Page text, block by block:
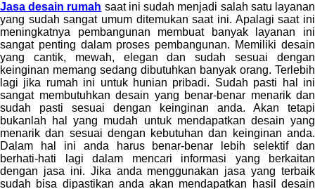
Jasa desain rumah saat ini sudah menjadi salah satu layanan
yang sudah sangat umum ditemukan saat ini. Apalagi saat ini
meningkatnya pembangunan membuat banyak layanan ini
sangat penting dalam proses pembangunan. Memiliki desain
yang cantik, mewah, elegan dan sudah sesuai dengan
keinginan memang sedang dibutuhkan banyak orang. Terlebih
lagi jika rumah ini untuk hunian pribadi. Sudah pasti hal ini
sangat membutuhkan desain yang benar-benar menarik dan
sudah pasti sesuai dengan keinginan anda. Akan tetapi
bukanlah hal yang mudah untuk mendapatkan desain yang
menarik dan sesuai dengan kebutuhan dan keinginan anda.
Dalam hal ini anda harus benar-benar lebih selektif dan
berhati-hati lagi dalam mencari informasi yang berkaitan
dengan jasa ini. Jika anda menggunakan jasa yang terbaik
sudah bisa dipastikan anda akan mendapatkan hasil desain